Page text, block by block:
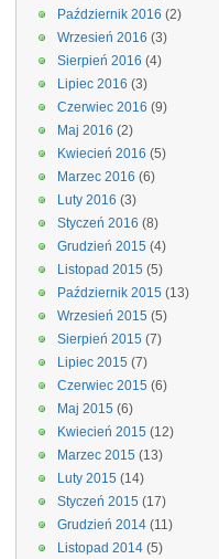
Październik 2016 (2)
Wrzesień 2016 (3)
Sierpień 2016 (4)
Lipiec 2016 (3)
Czerwiec 2016 (9)
Maj 2016 (2)
Kwiecień 2016 (5)
Marzec 2016 (6)
Luty 2016 (3)
Styczeń 2016 (8)
Grudzień 2015 (4)
Listopad 2015 (5)
Październik 2015 (13)
Wrzesień 2015 (5)
Sierpień 2015 (7)
Lipiec 2015 (7)
Czerwiec 2015 (6)
Maj 2015 (6)
Kwiecień 2015 (12)
Marzec 2015 (13)
Luty 2015 (14)
Styczeń 2015 (17)
Grudzień 2014 (11)
Listopad 2014 (5)